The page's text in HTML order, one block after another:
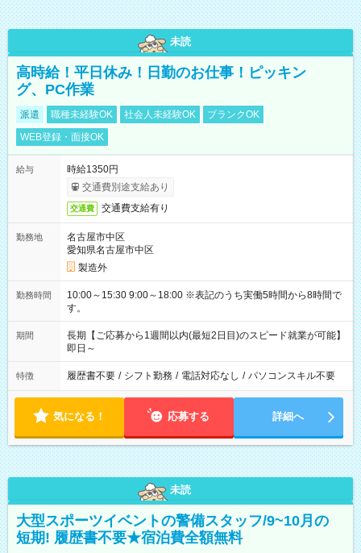
未読
高時給！平日休み！日勤のお仕事！ピッキン
グ、PC作業
派遣 職種未経験OK 社会人未経験OK
ブランクOK
WEB登録・面接OK
給与
時給1350円
交通費別途支給あり
交通費 交通費支給有り
勤務地
名古屋市中区
愛知県名古屋市中区
製造外
勤務時間
10:00～15:30 9:00～18:00 ※表記のうち実働5時間から8時間で
す。
期間
長期【ご応募から1週間以内(最短2日目)のスピード就業が可能】
即日～
特徴 履歴書不要 / シフト勤務 / 電話対応なし / パソコンスキル不要
気になる！ 応募する 詳細へ
未読
大型スポーツイベントの警備スタッフ/9~10月の
短期! 履歴書不要★宿泊費全額無料